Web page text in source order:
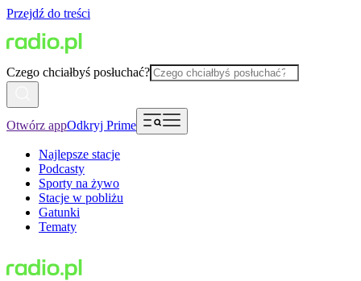
Przejdź do treści
Czego chciałbyś posłuchać?
Otwórz appOdkryj Prime
Najlepsze stacje
Podcasty
Sporty na żywo
Stacje w pobliżu
Gatunki
Tematy